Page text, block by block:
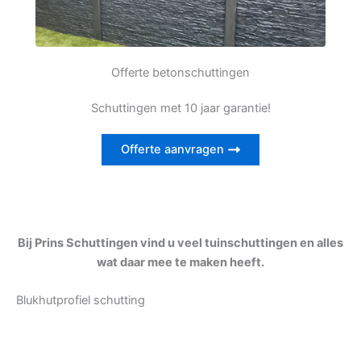
Offerte betonschuttingen
Schuttingen met 10 jaar garantie!
Offerte aanvragen
Bij Prins Schuttingen vind u veel tuinschuttingen en alles
wat daar mee te maken heeft.
Blukhutprofiel schutting